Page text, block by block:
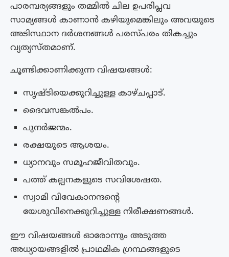
പാരമ്പര്യങ്ങളും തമ്മിൽ ചില ഉപരിപ്ലവ
സാമ്യങ്ങൾ കാണാൻ കഴിയുമെങ്കിലും അവയുടെ
അടിസ്ഥാന ദർശനങ്ങൾ പരസ്പരം തികച്ചും
വ്യത്യസ്തമാണ്.
ചൂണ്ടിക്കാണിക്കുന്ന വിഷയങ്ങൾ:
സൃഷ്ടിയെക്കുറിച്ചുള്ള കാഴ്ചപ്പാട്.
ദൈവസങ്കൽപം.
പുനർജന്മം.
രക്ഷയുടെ ആശയം.
ധ്യാനവും സമൂഹജീവിതവും.
പത്ത് കല്പനകളുടെ സവിശേഷത.
സ്വാമി വിവേകാനന്ദന്റെ
യേശുവിനെക്കുറിച്ചുള്ള നിരീക്ഷണങ്ങൾ.
ഈ വിഷയങ്ങൾ ഓരോന്നും അടുത്ത
അധ്യായങ്ങളിൽ പ്രാഥമിക ഗ്രന്ഥങ്ങളുടെ